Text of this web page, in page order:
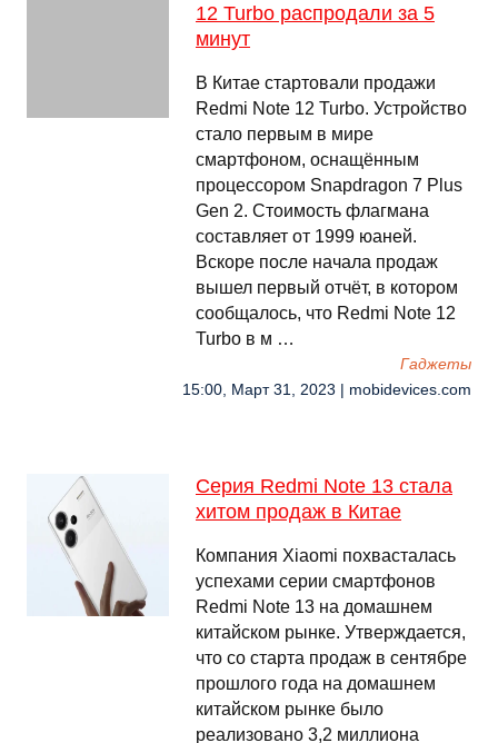
12 Turbo распродали за 5
минут
В Китае стартовали продажи
Redmi Note 12 Turbo. Устройство
стало первым в мире
смартфоном, оснащённым
процессором Snapdragon 7 Plus
Gen 2. Стоимость флагмана
составляет от 1999 юаней.
Вскоре после начала продаж
вышел первый отчёт, в котором
сообщалось, что Redmi Note 12
Turbo в м …
Гаджеты
15:00, Март 31, 2023 | mobidevices.com
Серия Redmi Note 13 стала
хитом продаж в Китае
Компания Xiaomi похвасталась
успехами серии смартфонов
Redmi Note 13 на домашнем
китайском рынке. Утверждается,
что со старта продаж в сентябре
прошлого года на домашнем
китайском рынке было
реализовано 3,2 миллиона